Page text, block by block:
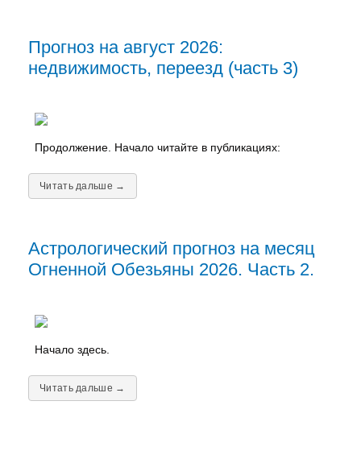
Прогноз на август 2026:
недвижимость, переезд (часть 3)
Продолжение. Начало читайте в публикациях:
Читать дальше →
Астрологический прогноз на месяц
Огненной Обезьяны 2026. Часть 2.
Начало здесь.
Читать дальше →